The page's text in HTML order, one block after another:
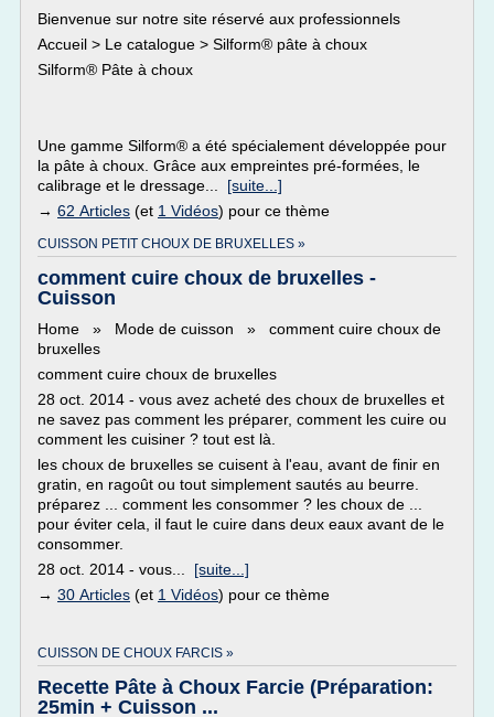
Bienvenue sur notre site réservé aux professionnels
Accueil > Le catalogue > Silform® pâte à choux
Silform® Pâte à choux
Une gamme Silform® a été spécialement développée pour
la pâte à choux. Grâce aux empreintes pré-formées, le
calibrage et le dressage... [suite...]
→ 62 Articles (et 1 Vidéos) pour ce thème
CUISSON PETIT CHOUX DE BRUXELLES »
comment cuire choux de bruxelles -
Cuisson
Home » Mode de cuisson » comment cuire choux de
bruxelles
comment cuire choux de bruxelles
28 oct. 2014 - vous avez acheté des choux de bruxelles et
ne savez pas comment les préparer, comment les cuire ou
comment les cuisiner ? tout est là.
les choux de bruxelles se cuisent à l'eau, avant de finir en
gratin, en ragoût ou tout simplement sautés au beurre.
préparez ... comment les consommer ? les choux de ...
pour éviter cela, il faut le cuire dans deux eaux avant de le
consommer.
28 oct. 2014 - vous... [suite...]
→ 30 Articles (et 1 Vidéos) pour ce thème
CUISSON DE CHOUX FARCIS »
Recette Pâte à Choux Farcie (Préparation:
25min + Cuisson ...